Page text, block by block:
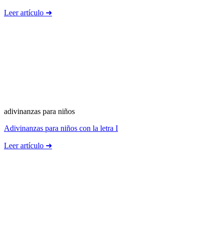
Leer artículo ➜
adivinanzas para niños
Adivinanzas para niños con la letra I
Leer artículo ➜